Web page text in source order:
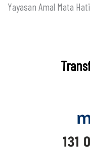
Yayasan Amal Mata